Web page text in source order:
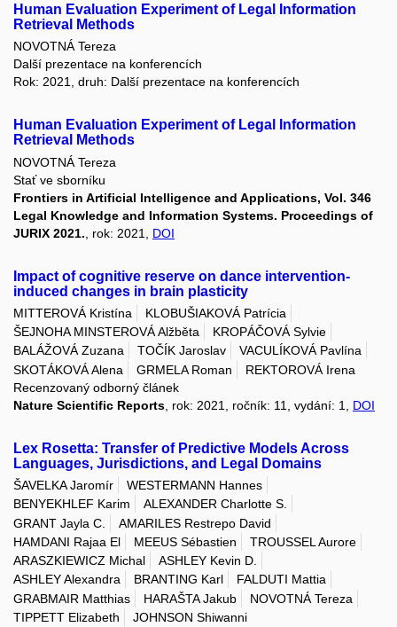
Human Evaluation Experiment of Legal Information
Retrieval Methods
NOVOTNÁ Tereza
Další prezentace na konferencích
Rok: 2021, druh: Další prezentace na konferencích
Human Evaluation Experiment of Legal Information
Retrieval Methods
NOVOTNÁ Tereza
Stať ve sborníku
Frontiers in Artificial Intelligence and Applications, Vol. 346
Legal Knowledge and Information Systems. Proceedings of
JURIX 2021. , rok: 2021, DOI
Impact of cognitive reserve on dance intervention-
induced changes in brain plasticity
MITTEROVÁ Kristína
KLOBUŠIAKOVÁ Patrícia
ŠEJNOHA MINSTEROVÁ Alžběta
KROPÁČOVÁ Sylvie
BALÁŽOVÁ Zuzana
TOČÍK Jaroslav
VACULÍKOVÁ Pavlína
SKOTÁKOVÁ Alena
GRMELA Roman
REKTOROVÁ Irena
Recenzovaný odborný článek
Nature Scientific Reports , rok: 2021, ročník: 11, vydání: 1, DOI
Lex Rosetta: Transfer of Predictive Models Across
Languages, Jurisdictions, and Legal Domains
ŠAVELKA Jaromír
WESTERMANN Hannes
BENYEKHLEF Karim
ALEXANDER Charlotte S.
GRANT Jayla C.
AMARILES Restrepo David
HAMDANI Rajaa El
MEEUS Sébastien
TROUSSEL Aurore
ARASZKIEWICZ Michal
ASHLEY Kevin D.
ASHLEY Alexandra
BRANTING Karl
FALDUTI Mattia
GRABMAIR Matthias
HARAŠTA Jakub
NOVOTNÁ Tereza
TIPPETT Elizabeth
JOHNSON Shiwanni